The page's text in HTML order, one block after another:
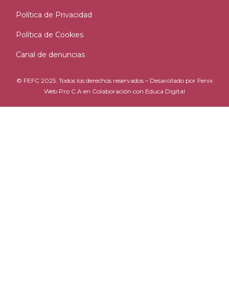
© FEFC 2025. Todos los derechos reservados – Desarollado por Fenix
Web Pro C.A en Colaboración con Educa Digital
Política de Privacidad
Política de Cookies
Canal de denuncias